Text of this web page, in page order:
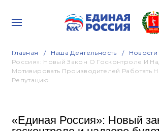
Главная Наша Деятельность Новости
Россия»: Новый Закон О Госконтроле И
Мотивировать Производителей Работать
Репутацию
«Единая Россия»: Новый